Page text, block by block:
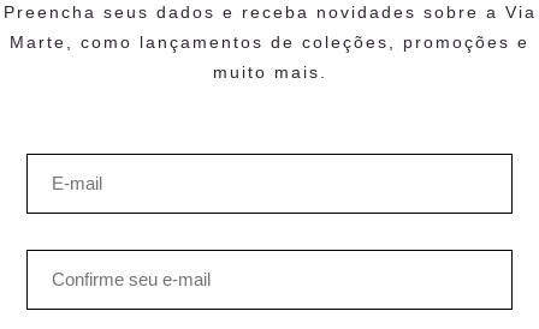
Preencha seus dados e receba novidades sobre a Via
Marte, como lançamentos de coleções, promoções e
muito mais.